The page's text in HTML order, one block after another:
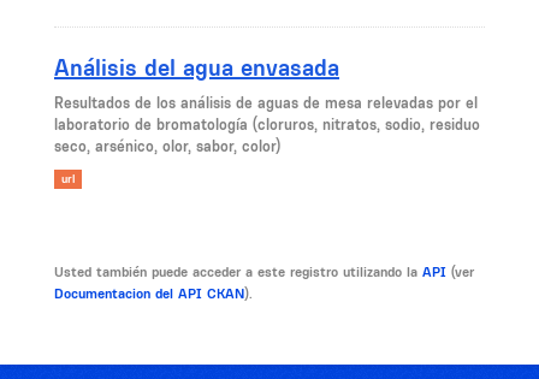
Análisis del agua envasada
​Resultados de los análisis de aguas de mesa relevadas por el
laboratorio de bromatología (cloruros, nitratos, sodio, residuo
seco, arsénico, olor, sabor, color)
url
Usted también puede acceder a este registro utilizando la API (ver
Documentacion del API CKAN).